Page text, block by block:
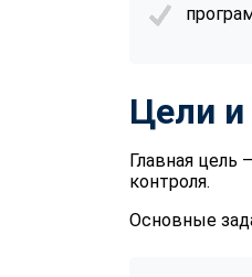
Цели и
Главная
контроля.
Основные